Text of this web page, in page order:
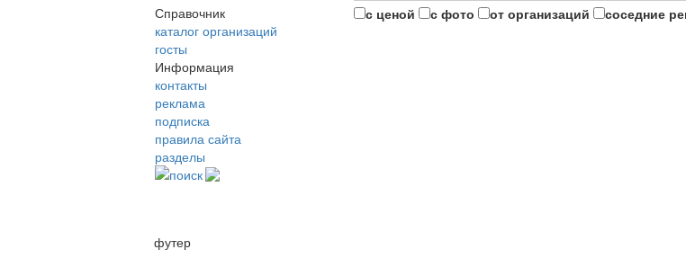
Справочник
каталог организаций
госты
Информация
контакты
реклама
подписка
правила сайта
разделы
поиск
с ценой с фото от организаций соседние
футер